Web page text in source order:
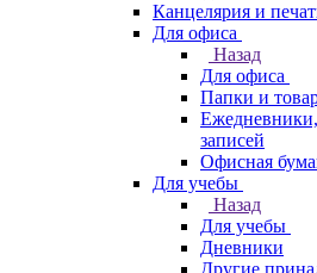
Канцелярия и
Для офиса
Назад
Для офиса
Папки и
записей
Офисная
Для учебы
Назад
Для учебы
Дневники
Другие